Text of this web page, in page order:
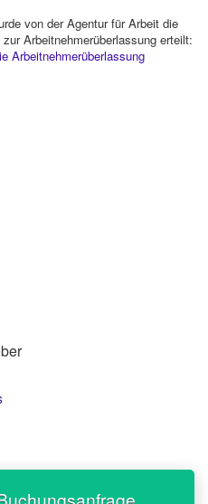
von der Agentur für Arbeit die
zur Arbeitnehmerüberlassung erteilt:
Arbeitnehmerüberlassung